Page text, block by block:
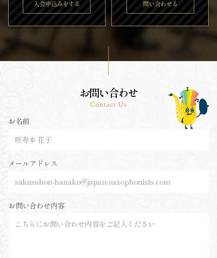
入会申込みをする 問い合わせる
お問い合わせ
Contact Us
お名前
メールアドレス
お問い合わせ内容